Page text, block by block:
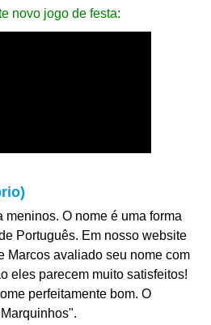
novo jogo de festa:
meninos. O nome é uma forma
Português. Em nosso website
Marcos avaliado seu nome com
eles parecem muito satisfeitos!
perfeitamente bom. O